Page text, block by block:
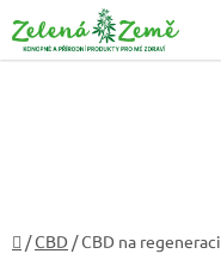
na
obsah
Domů
/CBD /CBD na regeneraci